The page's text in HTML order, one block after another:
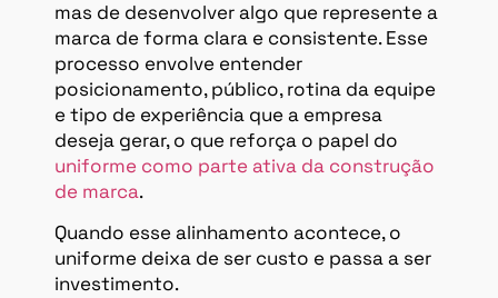
mas de desenvolver algo que represente a
marca de forma clara e consistente. Esse
processo envolve entender
posicionamento, público, rotina da equipe
e tipo de experiência que a empresa
deseja gerar, o que reforça o papel do
uniforme como parte ativa da construção
de marca.
Quando esse alinhamento acontece, o
uniforme deixa de ser custo e passa a ser
investimento.